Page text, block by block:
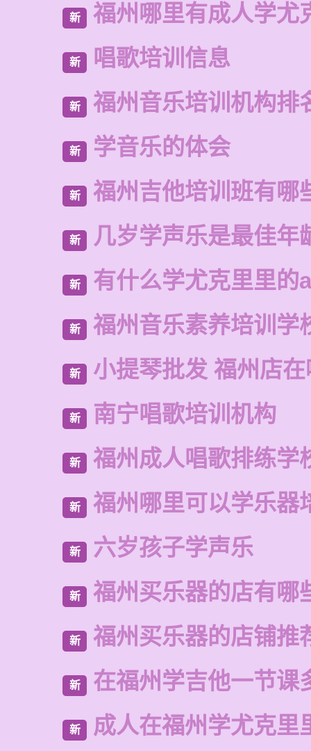
新 福州哪里有成人学尤
新 唱歌培训信息
新 福州音乐培训机构排
新 学音乐的体会
新 福州吉他培训班有哪
新 几岁学声乐是最佳年
新 有什么学尤克里里的
新 福州音乐素养培训学
新 小提琴批发 福州店
新 南宁唱歌培训机构
新 福州成人唱歌排练学
新 福州哪里可以学乐器
新 六岁孩子学声乐
新 福州买乐器的店有哪
新 福州买乐器的店铺推
新 在福州学吉他一节课
新 成人在福州学尤克里